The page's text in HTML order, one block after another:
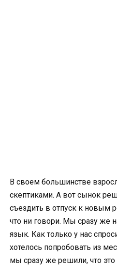
В своем большинстве
скептиками. А вот сынок
съездить в отпуск к новым
что ни говори. Мы сразу же
язык. Как только у нас
хотелось попробовать из
мы сразу же решили, что это